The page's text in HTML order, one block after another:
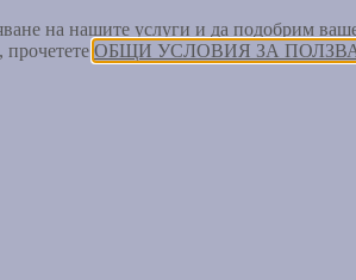
на нашите услуги и да подобрим
прочетете ОБЩИ УСЛОВИЯ ЗА